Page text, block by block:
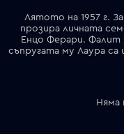
Лятото на 1957 г.
прозира личната
Енцо Ферари. Фалит
Няма